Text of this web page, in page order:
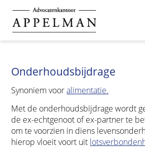
Onderhoudsbijdrage
Synoniem vooralimentatie.
Met de onderhoudsbijdrage wordt
de ex-echtgenoot of ex-partner te
om te voorzien in diens
hierop vloeit voort uit